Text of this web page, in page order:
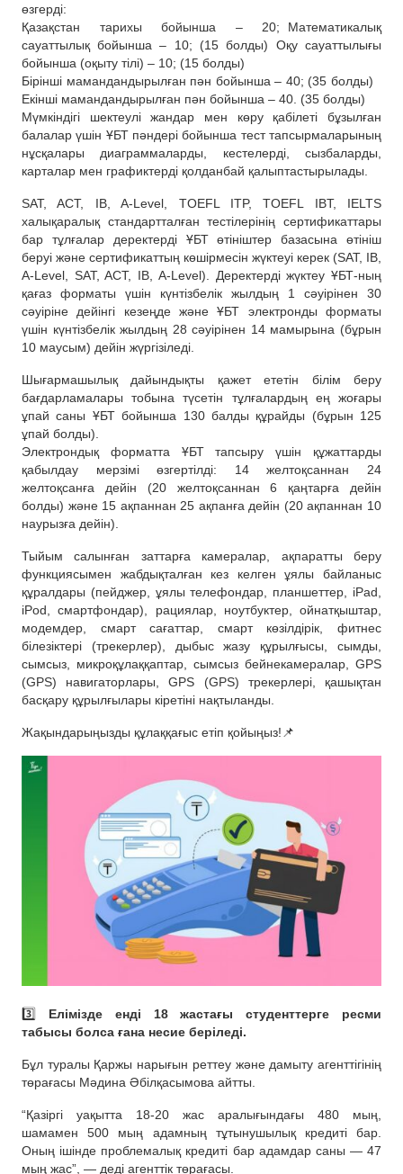
өзгерді:
Қазақстан тарихы бойынша – 20; Математикалық
сауаттылық бойынша – 10; (15 болды) Оқу сауаттылығы
бойынша (оқыту тілі) – 10; (15 болды)
Бірінші мамандандырылған пән бойынша – 40; (35 болды)
Екінші мамандандырылған пән бойынша – 40. (35 болды)
Мүмкіндігі шектеулі жандар мен көру қабілеті бұзылған
балалар үшін ҰБТ пәндері бойынша тест тапсырмаларының
нұсқалары диаграммаларды, кестелерді, сызбаларды,
карталар мен графиктерді қолданбай қалыптастырылады.
SAT, ACT, IB, A-Level, TOEFL ITP, TOEFL IBT, IELTS
халықаралық стандартталған тестілерінің сертификаттары
бар тұлғалар деректерді ҰБТ өтініштер базасына өтініш
беруі және сертификаттың көшірмесін жүктеуі керек (SAT, IB,
A-Level, SAT, ACT, IB, A-Level). Деректерді жүктеу ҰБТ-ның
қағаз форматы үшін күнтізбелік жылдың 1 сәуірінен 30
сәуіріне дейінгі кезеңде және ҰБТ электронды форматы
үшін күнтізбелік жылдың 28 сәуірінен 14 мамырына (бұрын
10 маусым) дейін жүргізіледі.
Шығармашылық дайындықты қажет ететін білім беру
бағдарламалары тобына түсетін тұлғалардың ең жоғары
ұпай саны ҰБТ бойынша 130 балды құрайды (бұрын 125
ұпай болды).
Электрондық форматта ҰБТ тапсыру үшін құжаттарды
қабылдау мерзімі өзгертілді: 14 желтоқсаннан 24
желтоқсанға дейін (20 желтоқсаннан 6 қаңтарға дейін
болды) және 15 ақпаннан 25 ақпанға дейін (20 ақпаннан 10
наурызға дейін).
Тыйым салынған заттарға камералар, ақпаратты беру
функциясымен жабдықталған кез келген ұялы байланыс
құралдары (пейджер, ұялы телефондар, планшеттер, iPad,
iPod, смартфондар), рациялар, ноутбуктер, ойнатқыштар,
модемдер, смарт сағаттар, смарт көзілдірік, фитнес
білезіктері (трекерлер), дыбыс жазу құрылғысы, сымды,
сымсыз, микроқұлаққаптар, сымсыз бейнекамералар, GPS
(GPS) навигаторлары, GPS (GPS) трекерлері, қашықтан
басқару құрылғылары кіретіні нақтыланды.
Жақындарыңызды құлаққағыс етіп қойыңыз!📌
3️⃣ Елімізде енді 18 жастағы студенттерге ресми
табысы болса ғана несие беріледі.
Бұл туралы Қаржы нарығын реттеу және дамыту агенттігінің
төрағасы Мәдина Әбілқасымова айтты.
“Қазіргі уақытта 18-20 жас аралығындағы 480 мың,
шамамен 500 мың адамның тұтынушылық кредиті бар.
Оның ішінде проблемалық кредиті бар адамдар саны — 47
мың жас”, — деді агенттік төрағасы.